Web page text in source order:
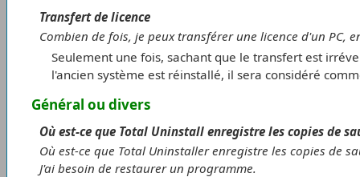
Transfert de licence
Combien de fois, je peux transférer une licence d'un PC,
Seulement une fois, sachant que le transfert est
l'ancien système est réinstallé, il sera considéré
Général ou divers
Où est-ce que Total Uninstall enregistre les copies de
Où est-ce que Total Uninstaller enregistre les copies de
J'ai besoin de restaurer un programme.